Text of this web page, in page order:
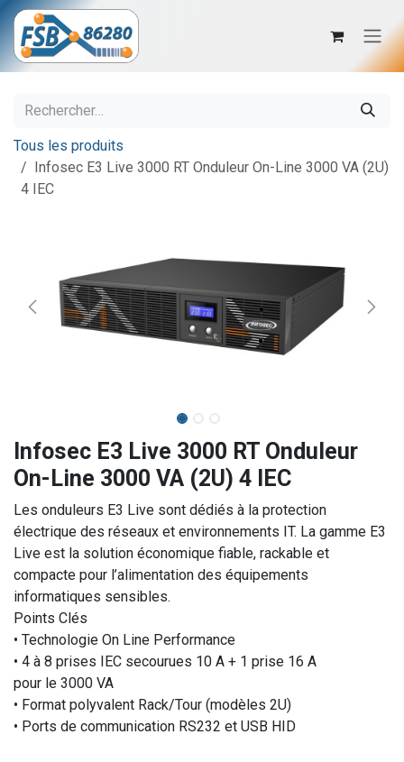
Se rendre au contenu
Tous les produits
Infosec E3 Live 3000 RT Onduleur On-Line 3000 VA (2U)
4 IEC
Infosec E3 Live 3000 RT Onduleur
On-Line 3000 VA (2U) 4 IEC
Les onduleurs E3 Live sont dédiés à la protection
électrique des réseaux et environnements IT. La gamme E3
Live est la solution économique fiable, rackable et
compacte pour l’alimentation des équipements
informatiques sensibles.
Points Clés
• Technologie On Line Performance
• 4 à 8 prises IEC secourues 10 A + 1 prise 16 A
pour le 3000 VA
• Format polyvalent Rack/Tour (modèles 2U)
• Ports de communication RS232 et USB HID